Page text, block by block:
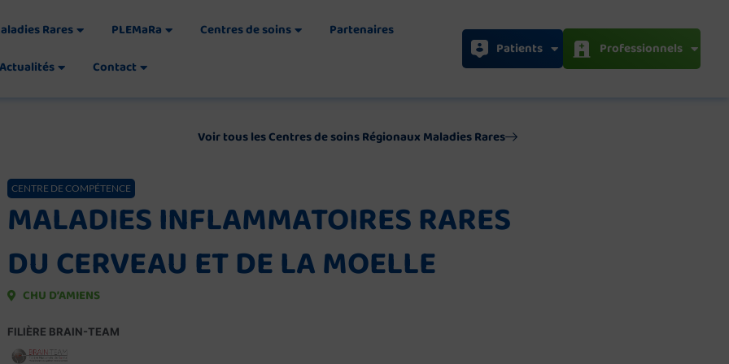
Rares PLEMaRa Centres de soins
Partenaires
Actualités
Contact
Patients Professionnels
Voir tous les Centres de soins Régionaux Maladies Rares
CENTRE DE COMPÉTENCE
MALADIES INFLAMMATOIRES RARES
DU CERVEAU ET DE LA MOELLE
CHU D’AMIENS
FILIÈRE BRAIN-TEAM